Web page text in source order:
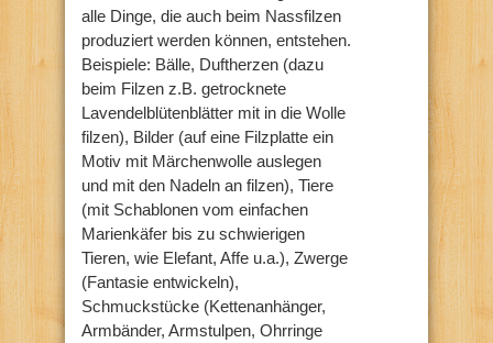
alle Dinge, die auch beim Nassfilzen
produziert werden können, entstehen.
Beispiele: Bälle, Duftherzen (dazu
beim Filzen z.B. getrocknete
Lavendelblütenblätter mit in die Wolle
filzen), Bilder (auf eine Filzplatte ein
Motiv mit Märchenwolle auslegen
und mit den Nadeln an filzen), Tiere
(mit Schablonen vom einfachen
Marienkäfer bis zu schwierigen
Tieren, wie Elefant, Affe u.a.), Zwerge
(Fantasie entwickeln),
Schmuckstücke (Kettenanhänger,
Armbänder, Armstulpen, Ohrringe